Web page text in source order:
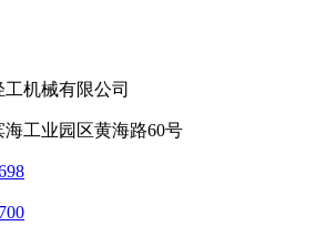
机械有限公司
工业园区黄海路60号